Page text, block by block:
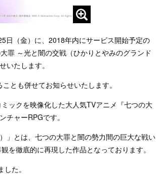
日（金）に、2018年内にサービス開始予定の
罪 ～光と闇の交戦（ひかりとやみのグランド
いたします。
とも併せてお知らせいたします。
ックを映像化した大人気TVアニメ『七つの大
チャーRPGです。
」とは、七つの大罪と闇の勢力間の巨大な戦い
を徹底的に再現した作品となっております。
た。